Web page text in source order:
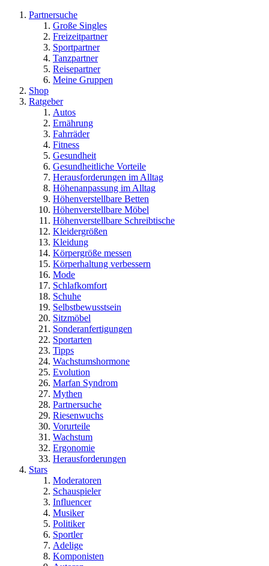
Partnersuche
Große Singles
Freizeitpartner
Sportpartner
Tanzpartner
Reisepartner
Meine Gruppen
Shop
Ratgeber
Autos
Ernährung
Fahrräder
Fitness
Gesundheit
Gesundheitliche Vorteile
Herausforderungen im Alltag
Höhenanpassung im Alltag
Höhenverstellbare Betten
Höhenverstellbare Möbel
Höhenverstellbare Schreibtische
Kleidergrößen
Kleidung
Körpergröße messen
Körperhaltung verbessern
Mode
Schlafkomfort
Schuhe
Selbstbewusstsein
Sitzmöbel
Sonderanfertigungen
Sportarten
Tipps
Wachstumshormone
Evolution
Marfan Syndrom
Mythen
Partnersuche
Riesenwuchs
Vorurteile
Wachstum
Ergonomie
Herausforderungen
Stars
Moderatoren
Schauspieler
Influencer
Musiker
Politiker
Sportler
Adelige
Komponisten